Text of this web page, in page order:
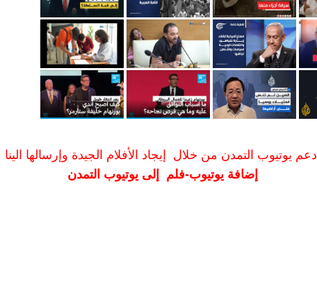
ادعم يوتيوب التمدن من خلال إيجاد الأفلام الجيدة وإرسالها الينا
إضافة يوتيوب-فلم إلى يوتيوب التمدن